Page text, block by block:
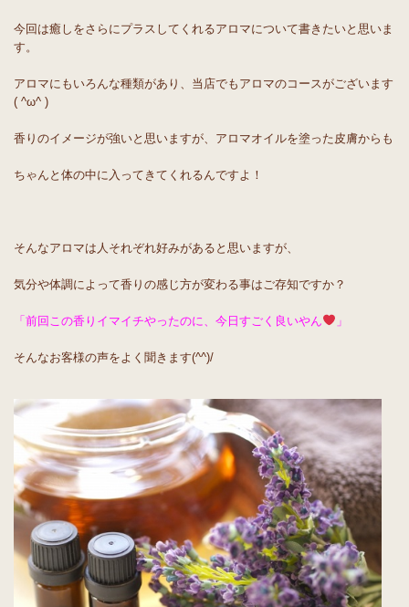
今回は癒しをさらにプラスしてくれるアロマについて書きたいと思いま
す。
アロマにもいろんな種類があり、当店でもアロマのコースがございます
( ^ω^ )
香りのイメージが強いと思いますが、アロマオイルを塗った皮膚からも
ちゃんと体の中に入ってきてくれるんですよ！
そんなアロマは人それぞれ好みがあると思いますが、
気分や体調によって香りの感じ方が変わる事はご存知ですか？
「前回この香りイマイチやったのに、今日すごく良いやん 」
そんなお客様の声をよく聞きます(^^)/